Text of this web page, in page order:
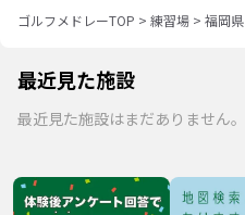
ゴルフメドレーTOP > 練習場 > 福岡県
最近見た施設
最近見た施設はまだありません。